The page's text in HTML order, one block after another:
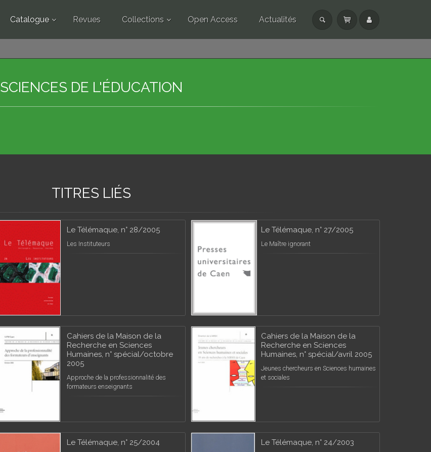
Catalogue Revues Collections Open Access Actualités
SCIENCES DE L'ÉDUCATION
TITRES LIÉS
Le Télémaque, n° 28/2005
Les Instituteurs
Le Télémaque, n° 27/2005
Le Maître ignorant
Cahiers de la Maison de la
Recherche en Sciences
Humaines, n° spécial/octobre
2005
Approche de la professionnalité des
formateurs enseignants
Cahiers de la Maison de la
Recherche en Sciences
Humaines, n° spécial/avril 2005
Jeunes chercheurs en Sciences humaines
et sociales
Le Télémaque, n° 25/2004 Le Télémaque, n° 24/2003